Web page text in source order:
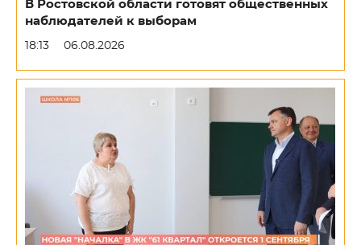
В Ростовской области готовят общественных
наблюдателей к выборам
18:13 06.08.2026